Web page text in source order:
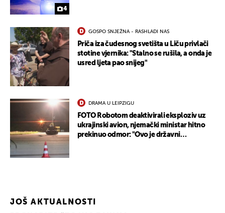
4
GOSPO SNJEŽNA - RASHLADI NAS
Priča iza čudesnog svetišta u Liču privlači
stotine vjernika: "Stalno se rušila, a onda je
usred ljeta pao snijeg"
DRAMA U LEIPZIGU
FOTO Robotom deaktivirali eksploziv uz
ukrajinski avion, njemački ministar hitno
prekinuo odmor: "Ovo je državni
JOŠ AKTUALNOSTI